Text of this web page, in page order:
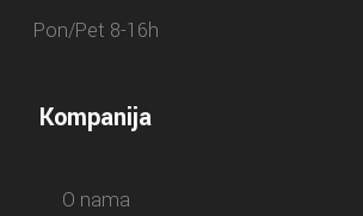
Pon/Pet 8-16h
Kompanija
O nama